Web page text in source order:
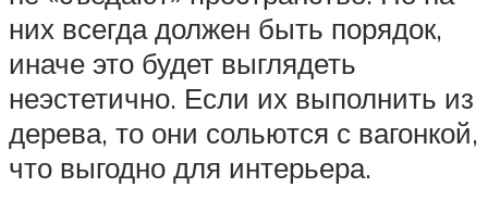
них всегда должен быть порядок,
иначе это будет выглядеть
неэстетично. Если их выполнить из
дерева, то они сольются с вагонкой,
что выгодно для интерьера.